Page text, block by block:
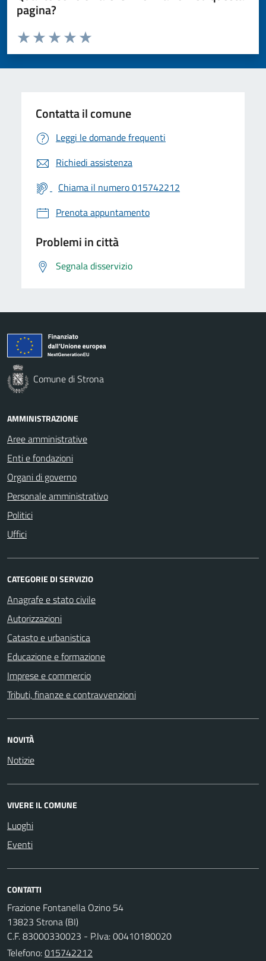
pagina?
Valuta da 1 a 5 stelle la pagina
Valuta 5 stelle su 5
Valuta 4 stelle su 5
Valuta 3 stelle su 5
Valuta 2 stelle su 5
Valuta 1 stelle su 5
Contatta il comune
Leggi le domande frequenti
Richiedi assistenza
Chiama il numero 015742212
Prenota appuntamento
Problemi in città
Segnala disservizio
Comune di Strona
AMMINISTRAZIONE
Aree amministrative
Enti e fondazioni
Organi di governo
Personale amministrativo
Politici
Uffici
CATEGORIE DI SERVIZIO
Anagrafe e stato civile
Autorizzazioni
Catasto e urbanistica
Educazione e formazione
Imprese e commercio
Tributi, finanze e contravvenzioni
NOVITÀ
Notizie
VIVERE IL COMUNE
Luoghi
Eventi
CONTATTI
Frazione Fontanella Ozino 54
13823 Strona (BI)
C.F. 83000330023 - P.Iva: 00410180020
Telefono:015742212